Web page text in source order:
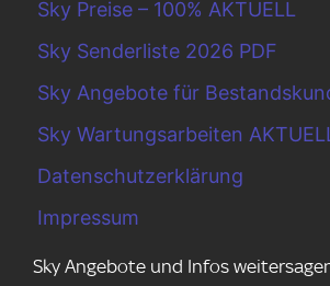
Sky Preise – 100% AKTUELL
Sky Senderliste 2026 PDF
Sky Angebote für
Sky Wartungsarbeiten
Datenschutzerklärung
Impressum
Sky Angebote und Infos